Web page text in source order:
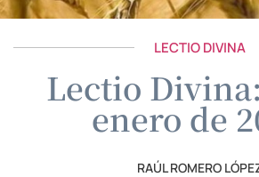
LECTIO DIVINA
Lectio
enero de
RAÚL ROMERO